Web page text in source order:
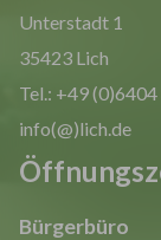
Unterstadt 1
35423 Lich
Tel.: +49
info(@)lich.de
Bürgerbüro